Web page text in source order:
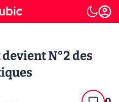
devient N°2 des